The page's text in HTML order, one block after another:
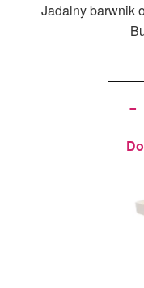
Jadalny barwnik
-
Food